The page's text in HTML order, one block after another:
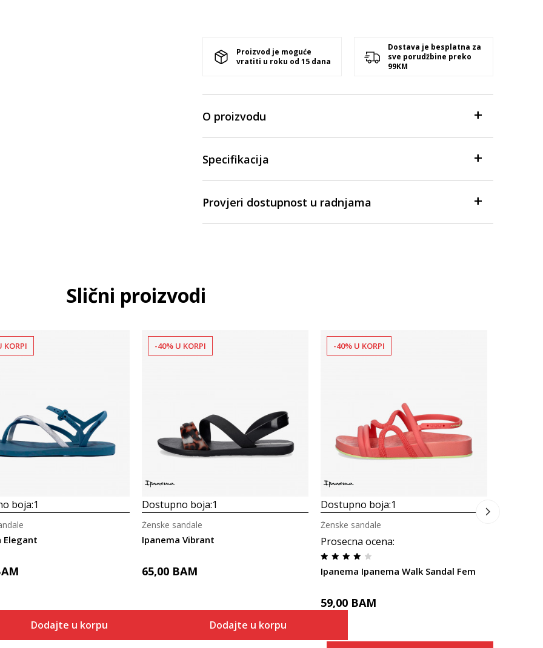
Proizvod je moguće
vratiti u roku od 15 dana
Dostava je besplatna za
sve porudžbine preko
99KM
O proizvodu
Specifikacija
Provjeri dostupnost u radnjama
Slični proizvodi
KORPI
boja:1
Elegant
Dodajte u korpu
-40% U KORPI
Dostupno boja:1
Ipanema Vibrant
Ženske sandale
65,00 BAM
Dodajte u korpu
-40% U KORPI
Dostupno boja:1
Prosecna ocena:
Ipanema Ipanema Walk Sandal Fem
Ženske sandale
59,00 BAM